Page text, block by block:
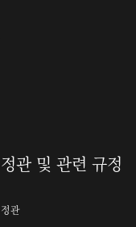
정관 및 관련 규정
정관